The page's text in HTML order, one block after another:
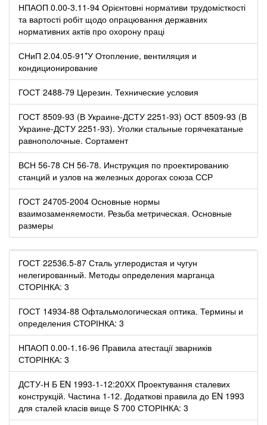
НПАОП 0.00-3.11-94 Орієнтовні нормативи трудомісткості
та вартості робіт щодо опрацювання державних
нормативних актів про охорону праці
СНиП 2.04.05-91*У Отопление, вентиляция и
кондиционирование
ГОСТ 2488-79 Церезин. Технические условия
ГОСТ 8509-93 (В Украине-ДСТУ 2251-93) ОСТ 8509-93 (В
Украине-ДСТУ 2251-93). Уголки стальные горячекатаные
равнополочные. Сортамент
ВСН 56-78 СН 56-78. Инструкция по проектированию
станций и узлов на железных дорогах союза ССР
ГОСТ 24705-2004 Основные нормы
взаимозаменяемости. Резьба метрическая. Основные
размеры
ГОСТ 22536.5-87 Сталь углеродистая и чугун
нелегированный. Методы определения марганца
СТОРІНКА: 3
ГОСТ 14934-88 Офтальмологическая оптика. Термины и
определения СТОРІНКА: 3
НПАОП 0.00-1.16-96 Правила атестації зварників
СТОРІНКА: 3
ДСТУ-Н Б EN 1993-1-12:20ХХ Проектування сталевих
конструкцій. Частина 1-12. Додаткові правила до EN 1993
для сталей класів вище S 700 СТОРІНКА: 3